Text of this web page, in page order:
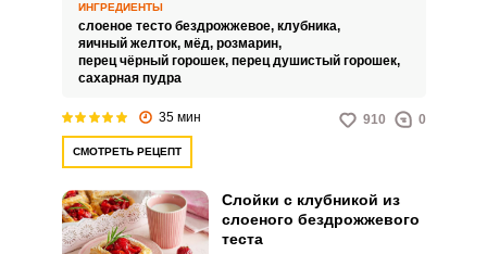
начинки можно найти прямо у
себя на участке.
ИНГРЕДИЕНТЫ
слоеное тесто бездрожжевое, клубника,
яичный желток, мёд, розмарин,
перец чёрный горошек, перец душистый горошек,
сахарная пудра
35 мин 910 0
СМОТРЕТЬ РЕЦЕПТ
Слойки с клубникой из
слоеного бездрожжевого
теста